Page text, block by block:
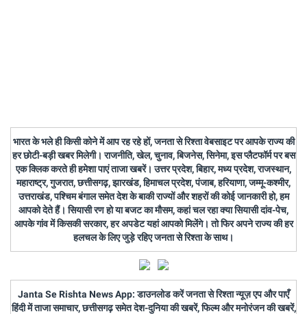
भारत के भले ही किसी कोने में आप रह रहे हों, जनता से रिश्ता वेबसाइट पर आपके राज्य की
हर छोटी-बड़ी खबर मिलेगी। राजनीति, खेल, चुनाव, बिजनेस, सिनेमा, इस प्लैटफॉर्म पर बस
एक क्लिक करते ही हमेशा पाएं ताजा खबरें। उत्तर प्रदेश, बिहार, मध्य प्रदेश, राजस्थान,
महाराष्ट्र, गुजरात, छत्तीसगढ़, झारखंड, हिमाचल प्रदेश, पंजाब, हरियाणा, जम्मू-कश्मीर,
उत्तराखंड, पश्चिम बंगाल समेत देश के बाकी राज्यों और शहरों की कोई जानकारी हो, हम
आपको देते हैं। सियासी रण हो या बजट का मौसम, कहां चल रहा क्या सियासी दांव-पेच,
आपके गांव में किसकी सरकार, हर अपडेट यहां आपको मिलेंगे। तो फिर अपने राज्य की हर
हलचल के लिए जुड़े रहिए जनता से रिश्ता के साथ।
Janta Se Rishta News App: डाउनलोड करें जनता से रिश्ता न्यूज़ एप और पाएँ
हिंदी में ताजा समाचार, छत्तीसगढ़ समेत देश-दुनिया की खबरें, फिल्म और मनोरंजन की खबरें,